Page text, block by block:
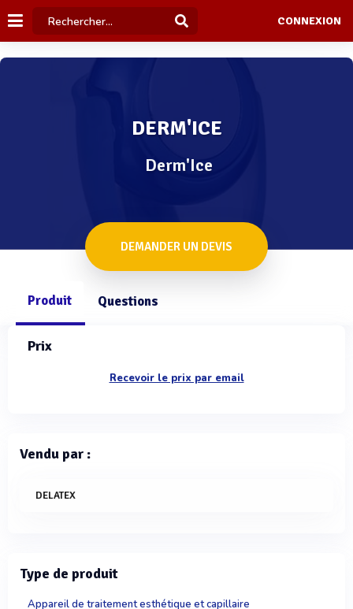
CONNEXION
DERM'ICE
Derm'Ice
DEMANDER UN DEVIS
Produit Questions
Prix
Recevoir le prix par email
Vendu par :
DELATEX
Type de produit
Appareil de traitement esthétique et capillaire